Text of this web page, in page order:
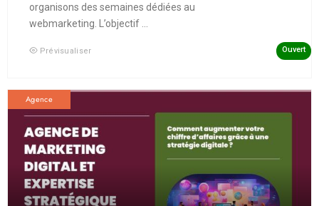
organisons des semaines dédiées au
webmarketing. L’objectif ...
Prévisualiser Ouvert
Agence